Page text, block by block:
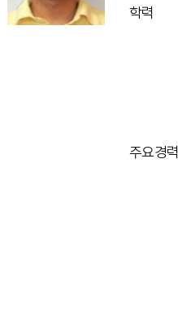
학력
주요경력